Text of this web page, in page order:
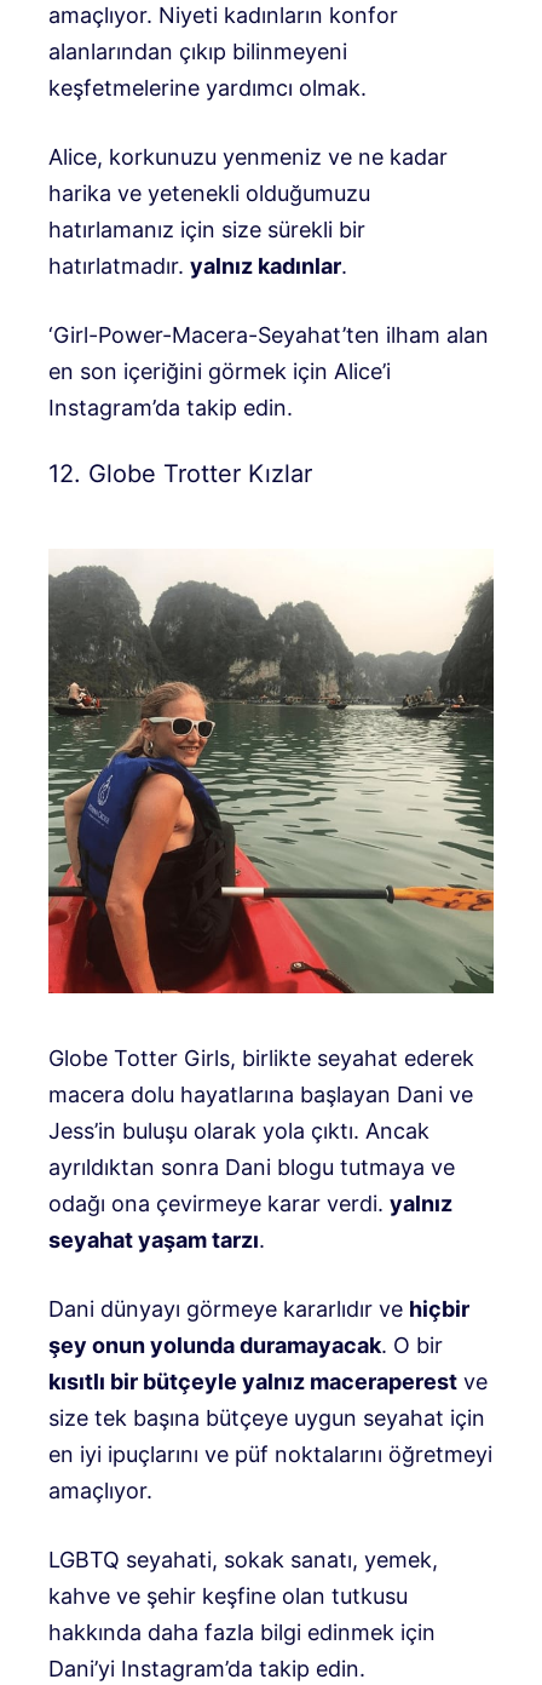
amaçlıyor. Niyeti kadınların konfor
alanlarından çıkıp bilinmeyeni
keşfetmelerine yardımcı olmak.
Alice, korkunuzu yenmeniz ve ne kadar
harika ve yetenekli olduğumuzu
hatırlamanız için size sürekli bir
hatırlatmadır. yalnız kadınlar.
‘Girl-Power-Macera-Seyahat’ten ilham alan
en son içeriğini görmek için Alice’i
Instagram’da takip edin.
12. Globe Trotter Kızlar
Globe Totter Girls, birlikte seyahat ederek
macera dolu hayatlarına başlayan Dani ve
Jess’in buluşu olarak yola çıktı. Ancak
ayrıldıktan sonra Dani blogu tutmaya ve
odağı ona çevirmeye karar verdi. yalnız
seyahat yaşam tarzı.
Dani dünyayı görmeye kararlıdır ve hiçbir
şey onun yolunda duramayacak. O bir
kısıtlı bir bütçeyle yalnız maceraperest ve
size tek başına bütçeye uygun seyahat için
en iyi ipuçlarını ve püf noktalarını öğretmeyi
amaçlıyor.
LGBTQ seyahati, sokak sanatı, yemek,
kahve ve şehir keşfine olan tutkusu
hakkında daha fazla bilgi edinmek için
Dani’yi Instagram’da takip edin.